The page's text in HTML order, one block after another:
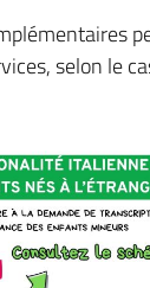
selon le